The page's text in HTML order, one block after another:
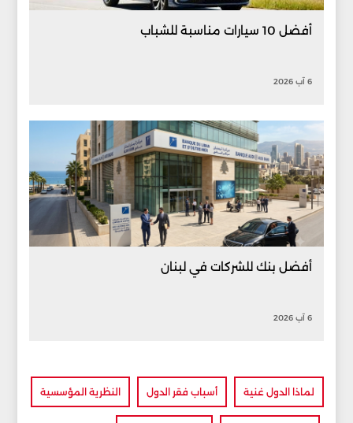
أفضل 10 سيارات مناسبة للشباب
6 آب 2026
أفضل بنك للشركات في لبنان
6 آب 2026
لماذا الدول غنية أسباب فقر الدول النظرية المؤسسية